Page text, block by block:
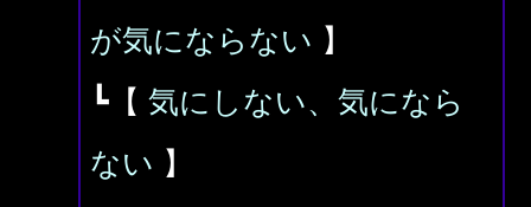
が気にならない 】
┗【 気にしない、気になら
ない 】